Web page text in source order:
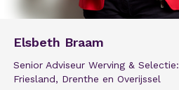
Elsbeth Braam
Senior Adviseur Werving &
Friesland, Drenthe en Overijssel